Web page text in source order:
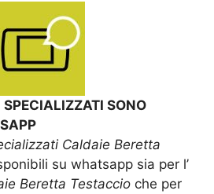
SONO
Caldaie Beretta
su whatsapp sia per l’
Beretta Testaccio che per